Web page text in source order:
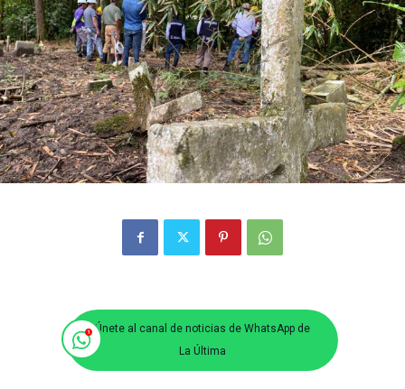
Únete al canal de noticias de WhatsApp de
La Última